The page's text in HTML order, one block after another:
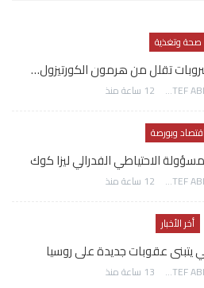
صحة وتغذية
تقلل من هرمون الكورتيزول…
AWATEF ABDELHAMED 12 ساعة منذ
اقتصاد وبورصة
الاحتياطي الفدرالي ليزا كوك
AWATEF ABDELHAMED 12 ساعة منذ
أخر الأخبار
يتبنى عقوبات جديدة على روسيا
AWATEF ABDELHAMED 13 ساعة منذ